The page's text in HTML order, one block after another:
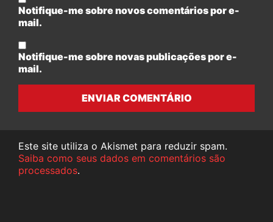
Notifique-me sobre novos comentários por e-
mail.
Notifique-me sobre novas publicações por e-
mail.
ENVIAR COMENTÁRIO
Este site utiliza o Akismet para reduzir spam.
Saiba como seus dados em comentários são
processados.